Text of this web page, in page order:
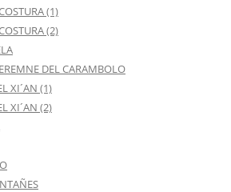
(1)
(2)
DEL CARAMBOLO
XI´AN (1)
XI´AN (2)